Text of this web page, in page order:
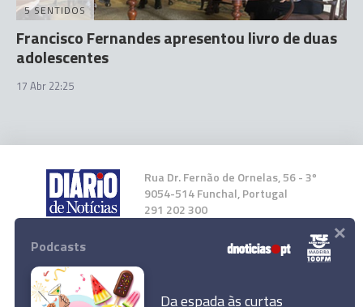
5 SENTIDOS
Francisco Fernandes apresentou livro de duas
adolescentes
17 Abr 22:25
Rua Dr. Fernão de Ornelas, 56 - 3º
9054-514 Funchal, Portugal
291 202 300
Instale a nossa App
Podcasts
Da espada às curtas
×